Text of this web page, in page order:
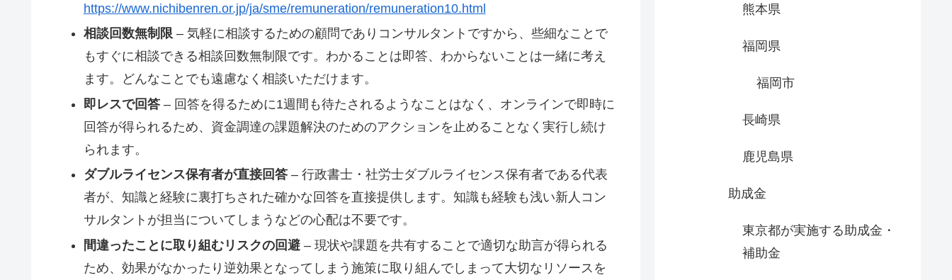
https://www.nichibenren.or.jp/ja/sme/remuneration/remuneration10.html
相談回数無制限– 気軽に相談するための顧問でありコンサルタントですから、些細なことで
もすぐに相談できる相談回数無制限です。わかることは即答、わからないことは一緒に考え
ます。どんなことでも遠慮なく相談いただけます。
即レスで回答– 回答を得るために1週間も待たされるようなことはなく、オンラインで即時に
回答が得られるため、資金調達の課題解決のためのアクションを止めることなく実行し続け
られます。
ダブルライセンス保有者が直接回答– 行政書士・社労士ダブルライセンス保有者である代表
者が、知識と経験に裏打ちされた確かな回答を直接提供します。知識も経験も浅い新人コン
サルタントが担当についてしまうなどの心配は不要です。
間違ったことに取り組むリスクの回避– 現状や課題を共有することで適切な助言が得られる
ため、効果がなかったり逆効果となってしまう施策に取り組んでしまって大切なリソースを
熊本県
福岡県
福岡市
長崎県
鹿児島県
助成金
東京都が実施する助成金・
補助金